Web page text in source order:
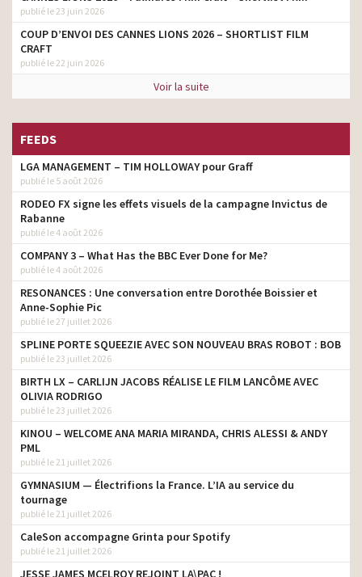
publié le 23 juin 2026
COUP D’ENVOI DES CANNES LIONS 2026 – SHORTLIST FILM
CRAFT
publié le 22 juin 2026
Voir la suite
FEEDS
LGA MANAGEMENT – TIM HOLLOWAY pour Graff
publié le 5 août 2026
RODEO FX signe les effets visuels de la campagne Invictus de
Rabanne
publié le 4 août 2026
COMPANY 3 – What Has the BBC Ever Done for Me?
publié le 4 août 2026
RESONANCES : Une conversation entre Dorothée Boissier et
Anne-Sophie Pic
publié le 27 juillet 2026
SPLINE PORTE SQUEEZIE AVEC SON NOUVEAU BRAS ROBOT : BOB
publié le 23 juillet 2026
BIRTH LX – CARLIJN JACOBS RÉALISE LE FILM LANCÔME AVEC
OLIVIA RODRIGO
publié le 23 juillet 2026
KINOU – WELCOME ANA MARIA MIRANDA, CHRIS ALESSI & ANDY
PML
publié le 21 juillet 2026
GYMNASIUM — Électrifions la France. L’IA au service du
tournage
publié le 21 juillet 2026
CaleSon accompagne Grinta pour Spotify
publié le 21 juillet 2026
JESSE JAMES MCELROY REJOINT LA\PAC !